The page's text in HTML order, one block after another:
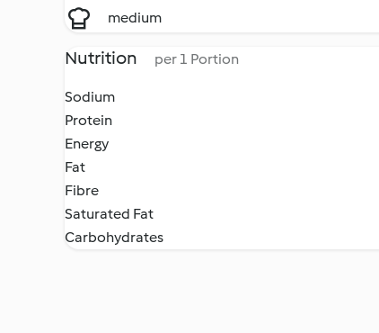
medium
Nutrition per 1 Portion
Sodium
Protein
Energy
Fat
Fibre
Saturated Fat
Carbohydrates